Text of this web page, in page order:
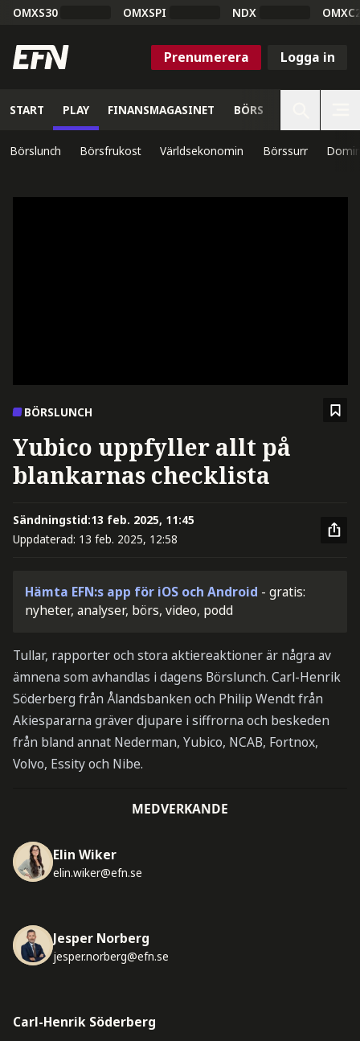
OMXS30 OMXSPI NDX
Prenumerera Logga in
START PLAY FINANSMAGASINET BÖRS
Börslunch Börsfrukost Världsekonomin Börssurr
BÖRSLUNCH
Yubico uppfyller allt på
blankarnas checklista
Sändningstid:13 feb. 2025, 11:45
Uppdaterad: 13 feb. 2025, 12:58
Hämta EFN:s app för iOS och Android - gratis:
nyheter, analyser, börs, video, podd
Tullar, rapporter och stora aktiereaktioner är några av
ämnena som avhandlas i dagens Börslunch. Carl-Henrik
Söderberg från Ålandsbanken och Philip Wendt från
Akiespararna gräver djupare i siffrorna och beskeden
från bland annat Nederman, Yubico, NCAB, Fortnox,
Volvo, Essity och Nibe.
MEDVERKANDE
Elin Wiker
elin.wiker@efn.se
Jesper Norberg
jesper.norberg@efn.se
Carl-Henrik Söderberg